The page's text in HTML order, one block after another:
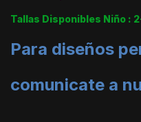
Tallas Disponibles Niño :
Para diseños
comunicate a